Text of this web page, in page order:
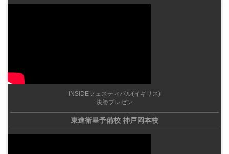
INSIDEフェスティバル(イギリス)
決勝プレゼン
東進衛星予備校 神戸岡本校